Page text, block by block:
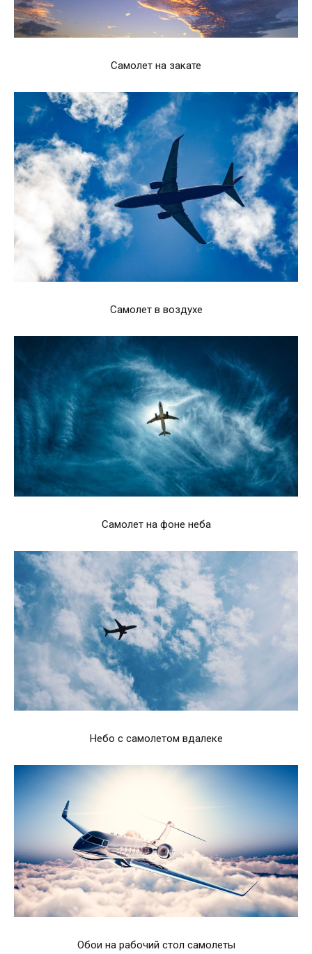
Самолет на закате
Самолет в воздухе
Самолет на фоне неба
Небо с самолетом вдалеке
Обои на рабочий стол самолеты